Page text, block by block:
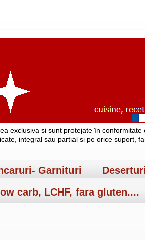
exclusiva si sunt protejate în
integral sau partial si pe orice suport,
Garnituri
carb, LCHF, fara gluten....